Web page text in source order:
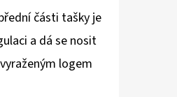
části tašky je
a dá se nosit
logem